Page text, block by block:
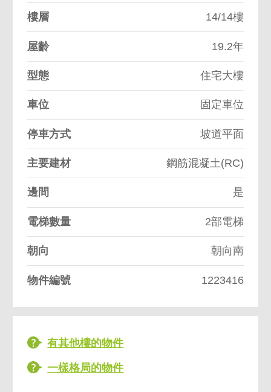
樓層 14/14樓
屋齡 19.2年
型態 住宅大樓
車位 固定車位
停車方式 坡道平面
主要建材 鋼筋混凝土(RC)
邊間 是
電梯數量 2部電梯
朝向 朝向南
物件編號 1223416
有其他樓的物件
一樣格局的物件